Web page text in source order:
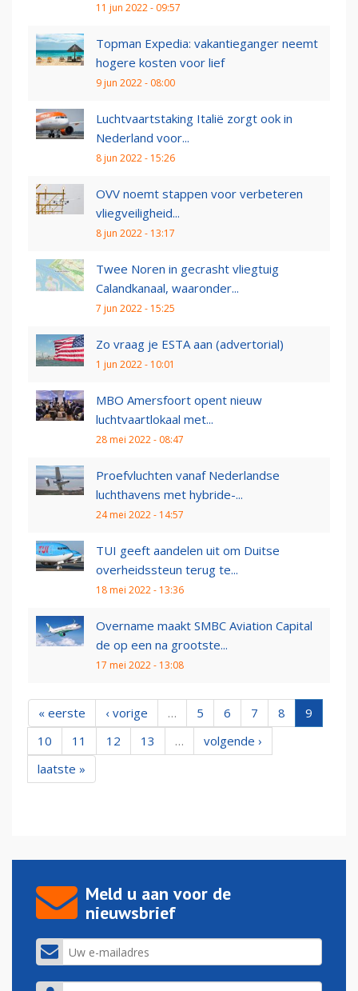
11 jun 2022 - 09:57
Topman Expedia: vakantieganger neemt
hogere kosten voor lief
9 jun 2022 - 08:00
Luchtvaartstaking Italië zorgt ook in
Nederland voor...
8 jun 2022 - 15:26
OVV noemt stappen voor verbeteren
vliegveiligheid...
8 jun 2022 - 13:17
Twee Noren in gecrasht vliegtuig
Calandkanaal, waaronder...
7 jun 2022 - 15:25
Zo vraag je ESTA aan (advertorial)
1 jun 2022 - 10:01
MBO Amersfoort opent nieuw
luchtvaartlokaal met...
28 mei 2022 - 08:47
Proefvluchten vanaf Nederlandse
luchthavens met hybride-...
24 mei 2022 - 14:57
TUI geeft aandelen uit om Duitse
overheidssteun terug te...
18 mei 2022 - 13:36
Overname maakt SMBC Aviation Capital
de op een na grootste...
17 mei 2022 - 13:08
« eerste ‹ vorige … 5 6 7 8
9
10
11 12 13 …
volgende ›
laatste »
Meld u aan voor de
nieuwsbrief